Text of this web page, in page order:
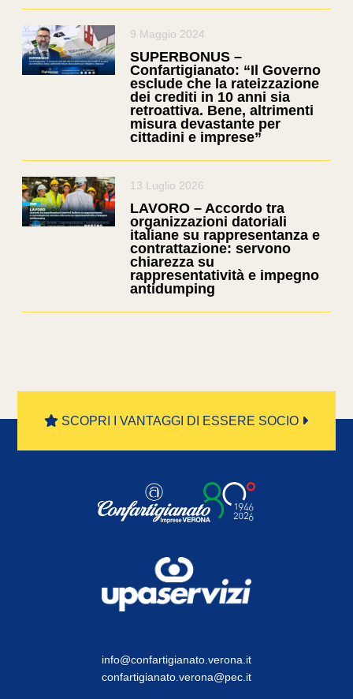
9 Maggio 2024
SUPERBONUS –
Confartigianato: “Il Governo
esclude che la rateizzazione
dei crediti in 10 anni sia
retroattiva. Bene, altrimenti
misura devastante per
cittadini e imprese”
13 Luglio 2026
LAVORO – Accordo tra
organizzazioni datoriali
italiane su rappresentanza e
contrattazione: servono
chiarezza su
rappresentatività e impegno
antidumping
SCOPRI I VANTAGGI DI ESSERE SOCIO
info@confartigianato.verona.it
confartigianato.verona@pec.it